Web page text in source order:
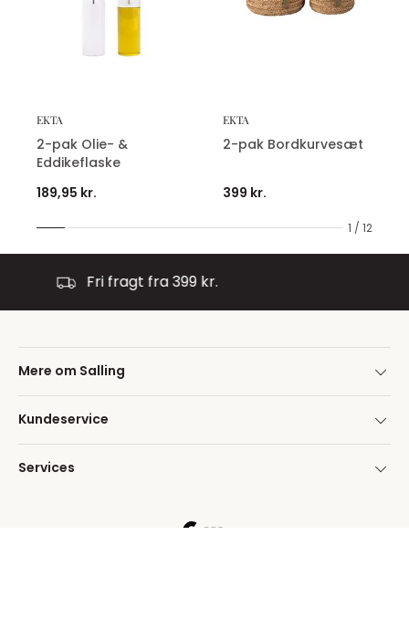
1 / 12
EKTA
2-pak Olie- &
Eddikeflaske
189,95 kr.
EKTA
2-pak Bordkurvesæt
399 kr.
Mere om Salling
Kundeservice
Services